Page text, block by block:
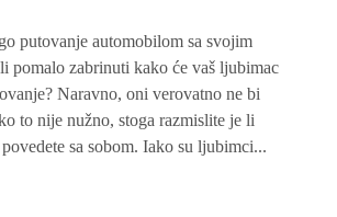
putovanje automobilom sa svojim
pomalo zabrinuti kako će vaš ljubimac
Naravno, oni verovatno ne bi
to nije nužno, stoga razmislite je li
sa sobom. Iako su ljubimci...